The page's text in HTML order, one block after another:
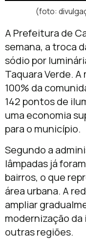
(foto:
A Prefeitura de
semana, a troca
sódio por
Taquara Verde.
100% da
142 pontos de
uma economia
para o município.
Segundo a
lâmpadas já
bairros, o que
área urbana. A
ampliar
modernização da
outras regiões.